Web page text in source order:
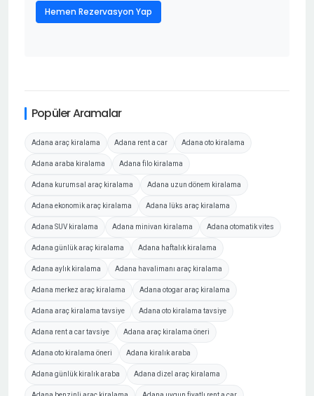
Hemen Rezervasyon Yap
Popüler Aramalar
Adana araç kiralama Adana rent a car Adana oto kiralama
Adana araba kiralama Adana filo kiralama
Adana kurumsal araç kiralama Adana uzun dönem kiralama
Adana ekonomik araç kiralama Adana lüks araç kiralama
Adana SUV kiralama Adana minivan kiralama Adana otomatik vites
Adana günlük araç kiralama Adana haftalık kiralama
Adana aylık kiralama Adana havalimanı araç kiralama
Adana merkez araç kiralama Adana otogar araç kiralama
Adana araç kiralama tavsiye Adana oto kiralama tavsiye
Adana rent a car tavsiye Adana araç kiralama öneri
Adana oto kiralama öneri Adana kiralık araba
Adana günlük kiralık araba Adana dizel araç kiralama